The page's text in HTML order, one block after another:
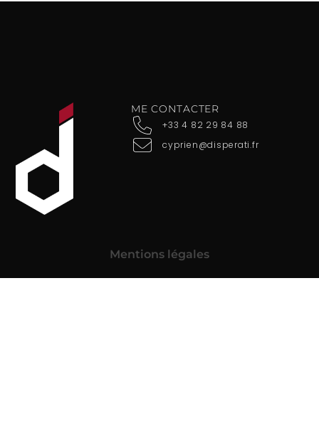
ME CONTACTER
+33 4 82 29 84 88
cyprien@disperati.fr
Mentions légales